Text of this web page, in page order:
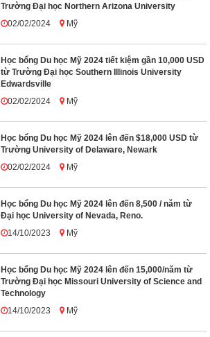
Trường Đại học Northern Arizona University
02/02/2024
Mỹ
Học bổng Du học Mỹ 2024 tiết kiệm gần 10,000 USD
từ Trường Đại học Southern Illinois University
Edwardsville
02/02/2024
Mỹ
Học bổng Du học Mỹ 2024 lên đến $18,000 USD từ
Trường University of Delaware, Newark
02/02/2024
Mỹ
Học bổng Du học Mỹ 2024 lên đến 8,500 / năm từ
Đại học University of Nevada, Reno.
14/10/2023
Mỹ
Học bổng Du học Mỹ 2024 lên đến 15,000/năm từ
Trường Đại học Missouri University of Science and
Technology
14/10/2023
Mỹ